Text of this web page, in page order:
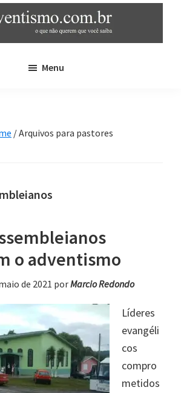
Menu
/Arquivos para pastores
o adventismo
de 2021 porMarcio Redondo
Líderes
evangéli
cos
compro
metidos